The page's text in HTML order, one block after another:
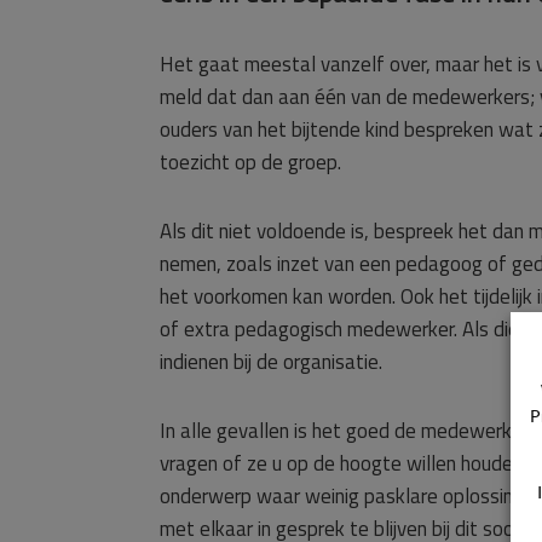
Het gaat meestal vanzelf over, maar het is
meld dat dan aan één van de
ouders van het bijtende kind bespreken wat
toezicht op de groep.
Als dit niet voldoende is, bespreek het dan
nemen, zoals inzet van een pedagoog of
het voorkomen kan worden. Ook het
of extra pedagogisch medewerker. Als die
indienen bij de organisatie.
In alle gevallen is het goed de
vragen of ze u op de hoogte willen
onderwerp waar weinig pasklare
met elkaar in gesprek te blijven bij dit soort